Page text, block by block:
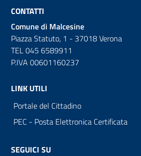
CONTATTI
Comune di Malcesine
Piazza Statuto, 1 - 37018 Verona
TEL 045 6589911
P.IVA 00601160237
LINK UTILI
Portale del Cittadino
PEC - Posta Elettronica Certificata
SEGUICI SU